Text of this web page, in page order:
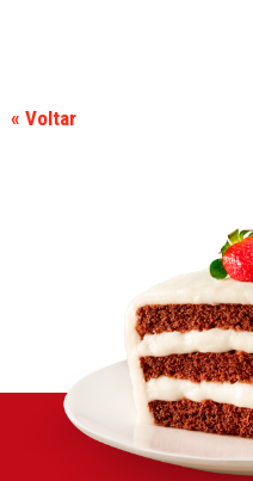
« Voltar